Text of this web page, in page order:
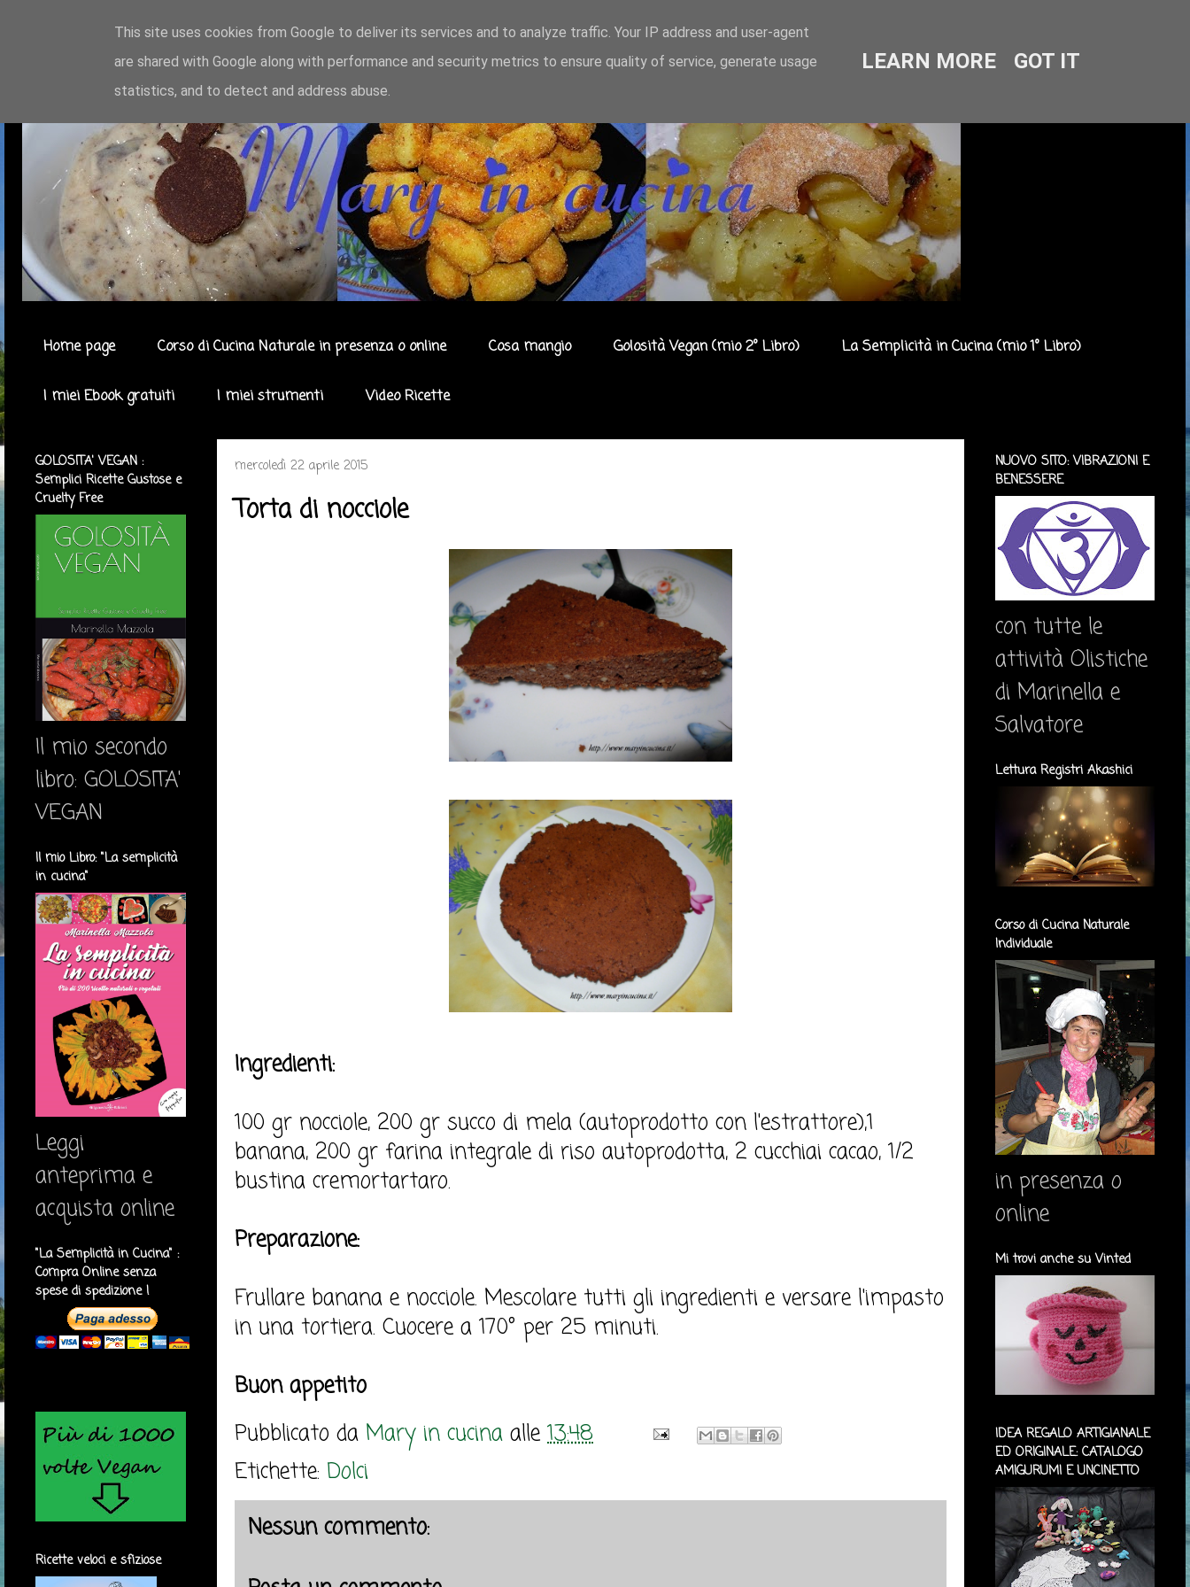
Home page Corso di Cucina Naturale in presenza o online Cosa mangio Golosità Vegan (mio 2° Libro) La Semplicità in Cucina (mio 1° Libro)
I miei Ebook gratuiti I miei strumenti Video Ricette
mercoledì 22 aprile 2015
Torta di nocciole
Ingredienti:
100 gr nocciole, 200 gr succo di mela (autoprodotto con l'estrattore),1
banana, 200 gr farina integrale di riso autoprodotta, 2 cucchiai cacao, 1/2
bustina cremortartaro.
Preparazione:
Frullare banana e nocciole. Mescolare tutti gli ingredienti e versare l'impasto
in una tortiera. Cuocere a 170° per 25 minuti.
Buon appetito
Pubblicato da Mary in cucina alle 13:48
Etichette: Dolci
Nessun commento:
GOLOSITA' VEGAN :
Semplici Ricette Gustose e
Cruelty Free
Il mio secondo
libro: GOLOSITA'
VEGAN
Il mio Libro: "La semplicità
in cucina"
Leggi
anteprima e
acquista online
"La Semplicità in Cucina" :
Compra Online senza
spese di spedizione !
Ricette veloci e sfiziose
NUOVO SITO: VIBRAZIONI E
BENESSERE
con tutte le
attività Olistiche
di Marinella e
Salvatore
Lettura Registri Akashici
Corso di Cucina Naturale
Individuale
in presenza o
online
Mi trovi anche su Vinted
IDEA REGALO ARTIGIANALE
ED ORIGINALE: CATALOGO
AMIGURUMI E UNCINETTO
This site uses cookies from Google to deliver its services and to analyze traffic. Your IP address and user-agent
are shared with Google along with performance and security metrics to ensure quality of service, generate usage
statistics, and to detect and address abuse.
LEARN MORE GOT IT